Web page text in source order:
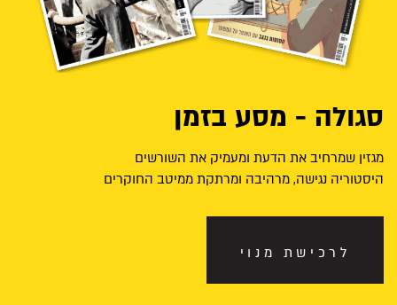
סגולה - מסע בזמן
מגזין שמרחיב את הדעת ומעמיק את השורשים
היסטוריה נגישה, מרהיבה ומרתקת ממיטב החוקרים
לרכישת מנוי